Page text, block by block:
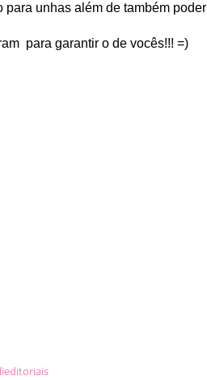
para unhas além de também poder
para garantir o de vocês!!! =)